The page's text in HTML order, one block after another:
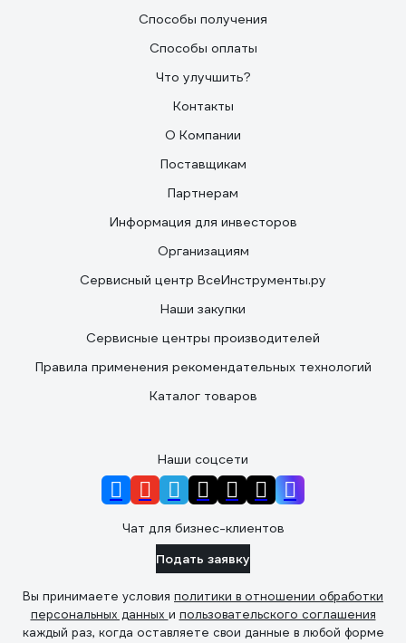
Способы получения
Способы оплаты
Что улучшить?
Контакты
О Компании
Поставщикам
Партнерам
Информация для инвесторов
Организациям
Сервисный центр ВсеИнструменты.ру
Наши закупки
Сервисные центры производителей
Правила применения рекомендательных технологий
Каталог товаров
Наши соцсети
Чат для бизнес-клиентов
Подать заявку
Вы принимаете условия политики в отношении обработки
персональных данных и пользовательского соглашения
каждый раз, когда оставляете свои данные в любой форме